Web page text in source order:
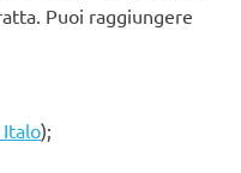
Puoi raggiungere
Italo);